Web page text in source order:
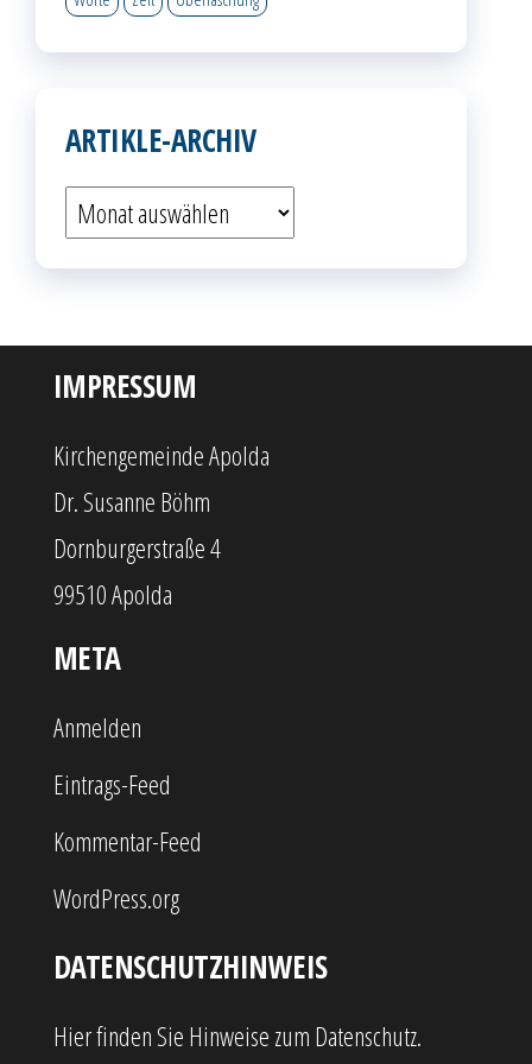
ARTIKLE-ARCHIV
Artikle-
IMPRESSUM
Kirchengemeinde Apolda
Dr. Susanne Böhm
Dornburgerstraße 4
99510 Apolda
META
Anmelden
Eintrags-Feed
Kommentar-Feed
WordPress.org
DATENSCHUTZHINWEIS
Hier finden Sie Hinweise zum Datenschutz.